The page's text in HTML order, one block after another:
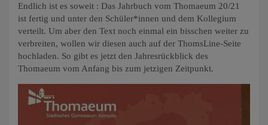
Endlich ist es soweit : Das Jahrbuch vom Thomaeum 20/21
ist fertig und unter den Schüler*innen und dem Kollegium
verteilt. Um aber den Text noch einmal ein bisschen weiter zu
verbreiten, wollen wir diesen auch auf der ThomsLine-Seite
hochladen. So gibt es jetzt den Jahresrückblick des
Thomaeum vom Anfang bis zum jetzigen Zeitpunkt.